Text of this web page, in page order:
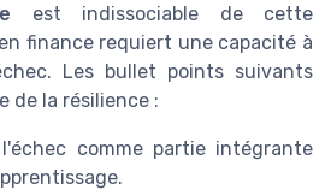
est indissociable de cette
finance requiert une capacité à
Les bullet points suivants
de la résilience :
comme partie intégrante